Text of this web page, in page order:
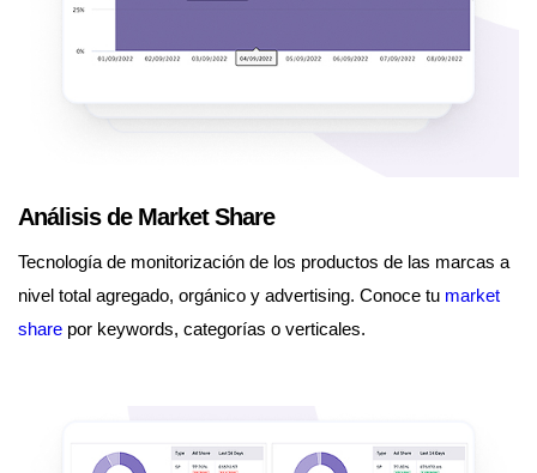
Análisis de Market Share
Tecnología de monitorización de los productos de las marcas a
nivel total agregado, orgánico y advertising. Conoce tu market
share por keywords, categorías o verticales.